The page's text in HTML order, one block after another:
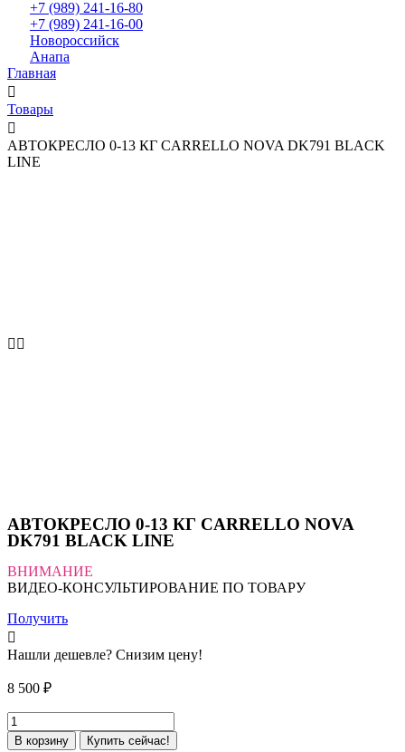
+7 (989) 241-16-80
+7 (989) 241-16-00
Новороссийск
Анапа
Главная
Товары
АВТОКРЕСЛО 0-13 КГ CARRELLO NOVA DK791 BLACK
LINE
АВТОКРЕСЛО 0-13 КГ CARRELLO NOVA
DK791 BLACK LINE
ВНИМАНИЕ
ВИДЕО-КОНСУЛЬТИРОВАНИЕ ПО ТОВАРУ
Получить
Нашли дешевле? Снизим цену!
8 500 ₽
Количество
товара
В корзину Купить сейчас!